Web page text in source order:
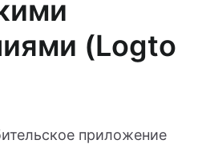
(Logto
приложение